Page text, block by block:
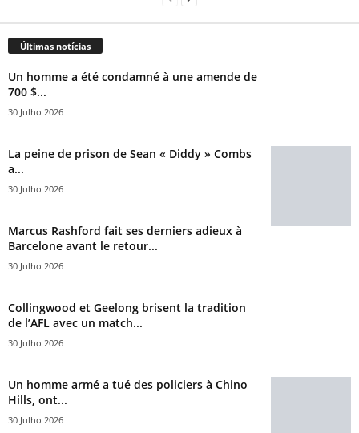
Últimas notícias
Un homme a été condamné à une amende de
700 $...
30 Julho 2026
La peine de prison de Sean « Diddy » Combs
a...
30 Julho 2026
Marcus Rashford fait ses derniers adieux à
Barcelone avant le retour...
30 Julho 2026
Collingwood et Geelong brisent la tradition
de l’AFL avec un match...
30 Julho 2026
Un homme armé a tué des policiers à Chino
Hills, ont...
30 Julho 2026